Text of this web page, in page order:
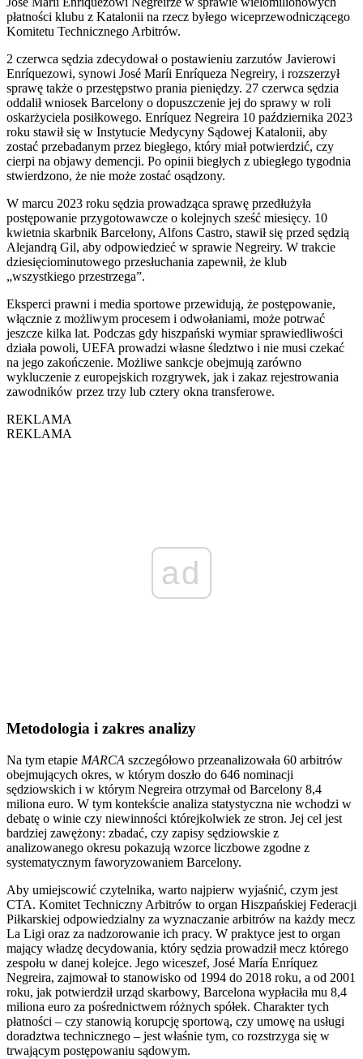
płatności klubu z Katalonii na rzecz byłego wiceprzewodniczącego
Komitetu Technicznego Arbitrów.
2 czerwca sędzia zdecydował o postawieniu zarzutów Javierowi
Enríquezowi, synowi José Maríi Enríqueza Negreiry, i rozszerzył
sprawę także o przestępstwo prania pieniędzy. 27 czerwca sędzia
oddalił wniosek Barcelony o dopuszczenie jej do sprawy w roli
oskarżyciela posiłkowego. Enríquez Negreira 10 października 2023
roku stawił się w Instytucie Medycyny Sądowej Katalonii, aby
zostać przebadanym przez biegłego, który miał potwierdzić, czy
cierpi na objawy demencji. Po opinii biegłych z ubiegłego tygodnia
stwierdzono, że nie może zostać osądzony.
W marcu 2023 roku sędzia prowadząca sprawę przedłużyła
postępowanie przygotowawcze o kolejnych sześć miesięcy. 10
kwietnia skarbnik Barcelony, Alfons Castro, stawił się przed sędzią
Alejandrą Gil, aby odpowiedzieć w sprawie Negreiry. W trakcie
dziesięciominutowego przesłuchania zapewnił, że klub
„wszystkiego przestrzega”.
Eksperci prawni i media sportowe przewidują, że postępowanie,
włącznie z możliwym procesem i odwołaniami, może potrwać
jeszcze kilka lat. Podczas gdy hiszpański wymiar sprawiedliwości
działa powoli, UEFA prowadzi własne śledztwo i nie musi czekać
na jego zakończenie. Możliwe sankcje obejmują zarówno
wykluczenie z europejskich rozgrywek, jak i zakaz rejestrowania
zawodników przez trzy lub cztery okna transferowe.
REKLAMA
REKLAMA
ad
Metodologia i zakres analizy
Na tym etapie MARCA szczegółowo przeanalizowała 60 arbitrów
obejmujących okres, w którym doszło do 646 nominacji
sędziowskich i w którym Negreira otrzymał od Barcelony 8,4
miliona euro. W tym kontekście analiza statystyczna nie wchodzi w
debatę o winie czy niewinności którejkolwiek ze stron. Jej cel jest
bardziej zawężony: zbadać, czy zapisy sędziowskie z
analizowanego okresu pokazują wzorce liczbowe zgodne z
systematycznym faworyzowaniem Barcelony.
Aby umiejscowić czytelnika, warto najpierw wyjaśnić, czym jest
CTA. Komitet Techniczny Arbitrów to organ Hiszpańskiej Federacji
Piłkarskiej odpowiedzialny za wyznaczanie arbitrów na każdy mecz
La Ligi oraz za nadzorowanie ich pracy. W praktyce jest to organ
mający władzę decydowania, który sędzia prowadził mecz którego
zespołu w danej kolejce. Jego wiceszef, José María Enríquez
Negreira, zajmował to stanowisko od 1994 do 2018 roku, a od 2001
roku, jak potwierdził urząd skarbowy, Barcelona wypłaciła mu 8,4
miliona euro za pośrednictwem różnych spółek. Charakter tych
płatności – czy stanowią korupcję sportową, czy umowę na usługi
doradztwa technicznego – jest właśnie tym, co rozstrzyga się w
trwającym postępowaniu sądowym.